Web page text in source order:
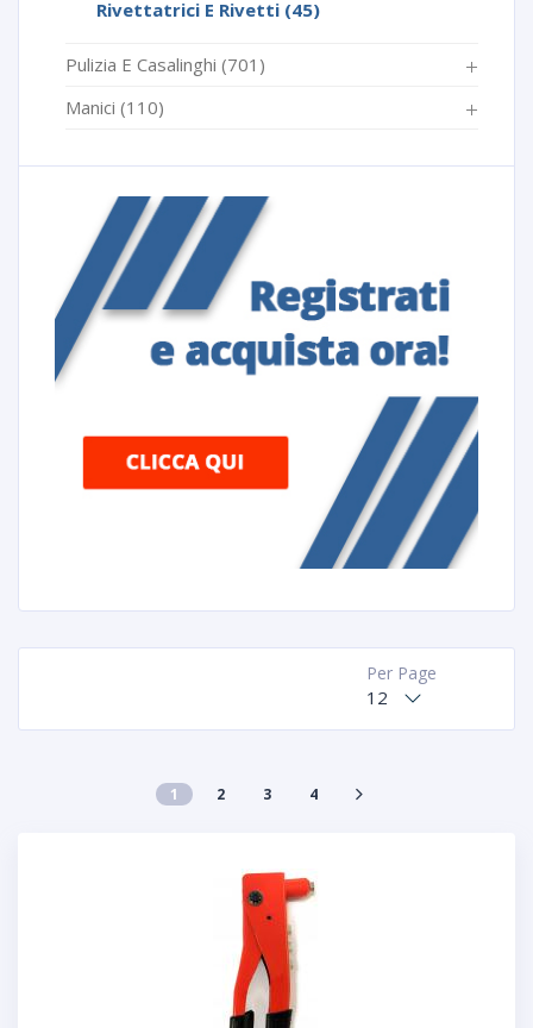
Rivettatrici E Rivetti (45)
Pulizia E Casalinghi (701)
Manici (110)
Per Page
12
1 2 3 4